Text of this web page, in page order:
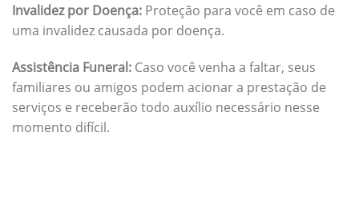
Invalidez por Doença: Proteção para você em caso de
uma invalidez causada por doença.
Assistência Funeral: Caso você venha a faltar, seus
familiares ou amigos podem acionar a prestação de
serviços e receberão todo auxílio necessário nesse
momento difícil.